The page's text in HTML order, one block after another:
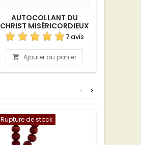
AUTOCOLLANT DU
CHRIST MISÉRICORDIEUX
7 avis
 Ajouter au panier
>
<
Rupture de stock